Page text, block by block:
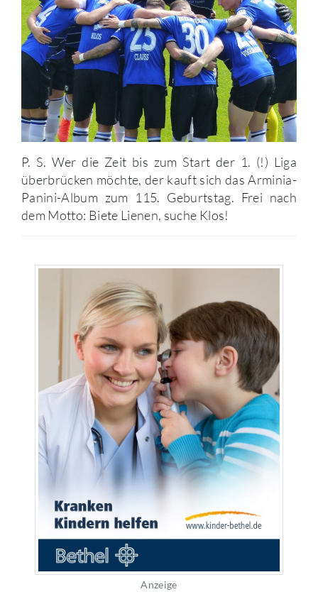
P. S. Wer die Zeit bis zum Start der 1. (!) Liga
überbrücken möchte, der kauft sich das Arminia-
Panini-Album zum 115. Geburtstag. Frei nach
dem Motto: Biete Lienen, suche Klos!
Anzeige